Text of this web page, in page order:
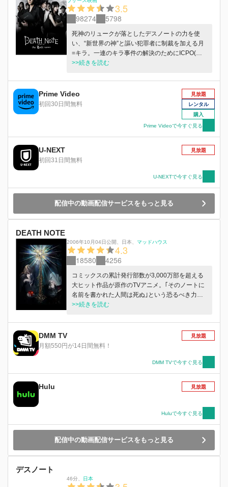
3.5
98274 5798
死神のリュークが落としたデスノートの力を使
い、“新世界の神”と謳い犯罪者に制裁を加える月
=キラ。一連のキラ事件の解決のためにICPO(イ
ンターポール)から捜査本部に送り込まれた天
査本部に乗り込み、Lと互いに腹を探り合う。そ
の折、リュークとは別の意志を持つ死神・レムの
デスノートを手に入れたアイドル・弥海砂
は、“第二のキラ”となり、月に協力を申し出る。
>>続きを読む
Prime Video
初回30日間無料
見放題
レンタル
購入
Prime Videoで今すぐ見る
U-NEXT
初回31日間無料
見放題
U-NEXTで今すぐ見る
配信中の動画配信サービスをもっと見る
DEATH NOTE
2006年10月04日公開、 日本、 マッドハウス
4.3
18580 4256
コミックスの累計発行部数が3,000万部を超える
大ヒット作品が原作のTVアニメ。｢そのノートに
名前を書かれた人間は死ぬ｣という恐るべき力を
持つ、死神が落とした「デスノート」。それを天
ト）が拾う。デスノートを使って犯罪者たちに死
の制裁を下していく月は、いつしか「キラ」と呼
ばれるようになる。果たして月＝キラは、世界を
>>続きを読む
DMM TV
月額550円が14日間無料！
見放題
DMM TVで今すぐ見る
Hulu 見放題
Huluで今すぐ見る
配信中の動画配信サービスをもっと見る
デスノート
46分、 日本